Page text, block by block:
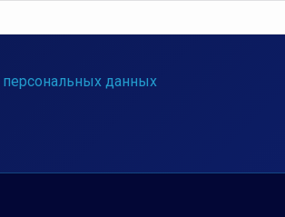
персональных данных